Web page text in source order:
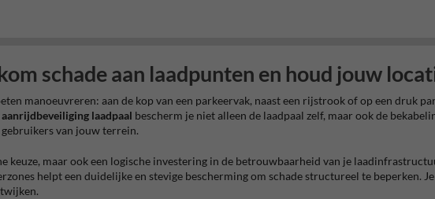
schade aan laadpunten en houd jouw
manoeuvreren: aan de kop van een parkeervak, naast een rijstrook of op een druk
aanrijdbeveiliging laadpaal bescherm je niet alleen de laadpaal zelf, maar ook de
van jouw terrein.
keuze, maar ook een logische investering in de betrouwbaarheid van je
helpt een duidelijke en stevige bescherming om schade structureel te beperken.